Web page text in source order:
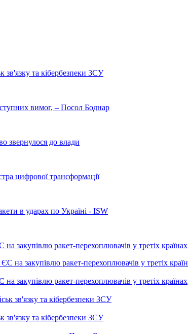
зв'язку та кібербезпеки ЗСУ
вимог, – Посол Боднар
звернулося до влади
цифрової трансформації
в ударах по Україні - ISW
закупівлю ракет-перехоплювачів у третіх країнах
закупівлю ракет-перехоплювачів у третіх країнах
зв'язку та кібербезпеки ЗСУ